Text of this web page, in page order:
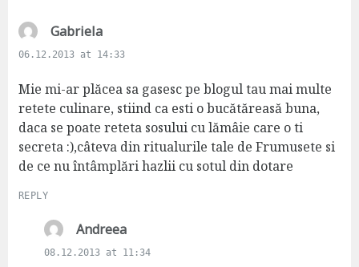
Gabrielas
a
s
:
06.12.2013 at 14:33
Mie mi-ar plăcea sa gasesc pe blogul tau mai multe
retete culinare, stiind ca esti o bucătăreasă buna,
daca se poate reteta sosului cu lămâie care o ti
secreta :),câteva din ritualurile tale de Frumusete si
de ce nu întâmplări hazlii cu sotul din dotare
REPLY
Andreeas
a
08.12.2013 at 11:34